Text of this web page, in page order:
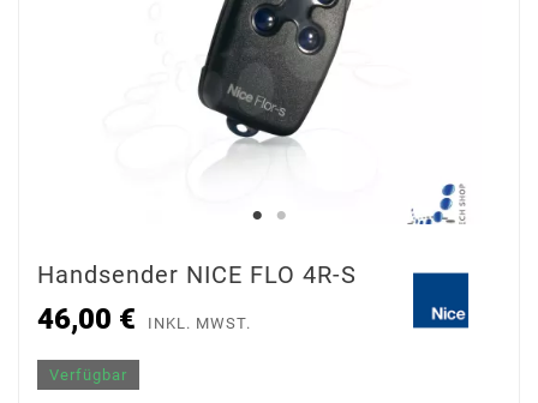
Handsender NICE FLO 4R-S
46,00 € INKL. MWST.
Verfügbar